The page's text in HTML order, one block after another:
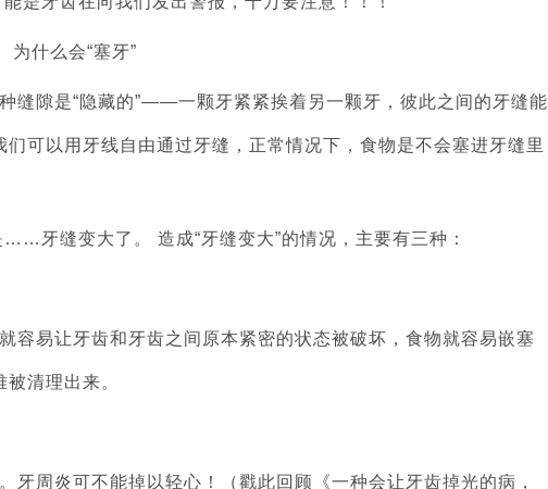
什么会“塞牙”
隙是“隐藏的”——一颗牙紧紧挨着另一颗牙，彼此之间的牙缝能
可以用牙线自由通过牙缝，正常情况下，食物是不会塞进牙缝里
牙缝变大了。 造成“牙缝变大”的情况，主要有三种：
易让牙齿和牙齿之间原本紧密的状态被破坏，食物就容易嵌塞
清理出来。
周炎可不能掉以轻心！（戳此回顾《一种会让牙齿掉光的病，